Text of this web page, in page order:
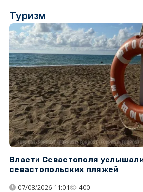
Туризм
Власти Севастополя
севастопольских пляжей
07/08/2026 11:01 400